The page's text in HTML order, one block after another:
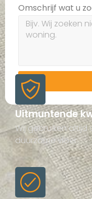
Omschrijf wat u
Uitmuntende
Wij gebruiken
duurzame vloer.